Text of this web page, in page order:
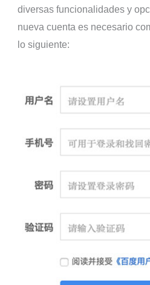
diversas funcionalidades y
nueva cuenta es necesario
lo siguiente: